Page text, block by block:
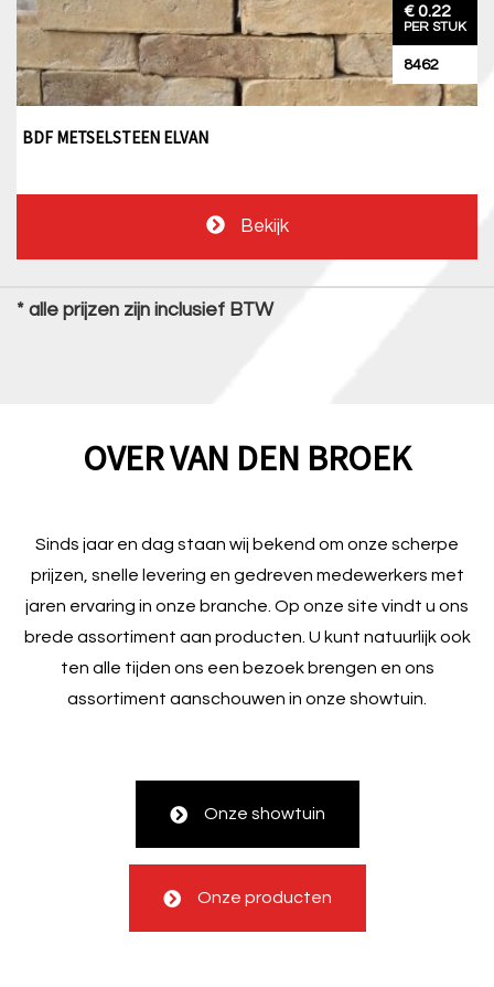
€ 0.22
PER STUK
8462
BDF METSELSTEEN ELVAN
Bekijk
* alle prijzen zijn inclusief BTW
OVER VAN DEN BROEK
Sinds jaar en dag staan wij bekend om onze scherpe
prijzen, snelle levering en gedreven medewerkers met
jaren ervaring in onze branche. Op onze site vindt u ons
brede assortiment aan producten. U kunt natuurlijk ook
ten alle tijden ons een bezoek brengen en ons
assortiment aanschouwen in onze showtuin.
Onze showtuin
Onze producten